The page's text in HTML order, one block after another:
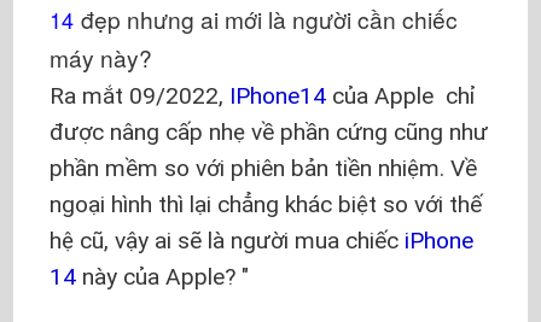
14 đẹp nhưng ai mới là người cần chiếc
máy này?
Ra mắt 09/2022, IPhone14 của Apple chỉ
được nâng cấp nhẹ về phần cứng cũng như
phần mềm so với phiên bản tiền nhiệm. Về
ngoại hình thì lại chẳng khác biệt so với thế
hệ cũ, vậy ai sẽ là người mua chiếc iPhone
14 này của Apple?